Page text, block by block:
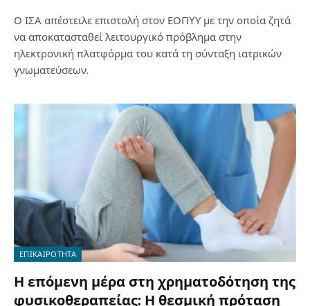
Ο ΙΣΑ απέστειλε επιστολή στον ΕΟΠYΥ με την οποία ζητά
να αποκατασταθεί λειτουργικό πρόβλημα στην
ηλεκτρονική πλατφόρμα του κατά τη σύνταξη ιατρικών
γνωματεύσεων.
ΕΠΙΚΑΙΡΟΤΗΤΑ
Η επόμενη μέρα στη χρηματοδότηση της
φυσικοθεραπείας: Η θεσμική πρόταση